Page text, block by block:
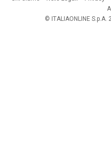
© ITALIAONLINE S.p.A.